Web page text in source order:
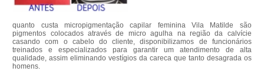
quanto custa micropigmentação capilar feminina Vila Matilde são
pigmentos colocados através de micro agulha na região da calvície
casando com o cabelo do cliente, disponibilizamos de funcionários
treinados e especializados para garantir um atendimento de alta
qualidade, assim eliminando vestígios da careca que tanto desagrada os
homens.